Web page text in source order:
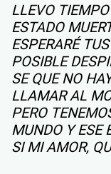
LLEVO
ESTADO
ESPERARÉ
POSIBLE
SE QUE NO
LLAMAR AL
PERO
MUNDO Y ESE
SI MI AMOR,